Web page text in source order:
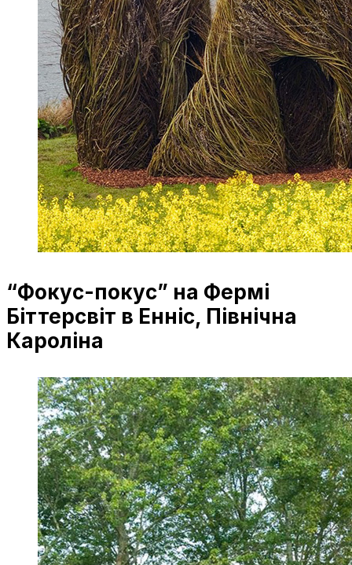
“Фокус-покус” на Фермі
Біттерсвіт в Енніс, Північна
Кароліна